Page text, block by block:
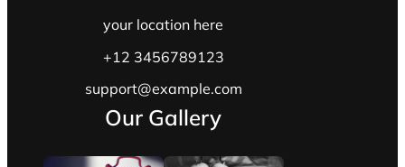
your location here
+12 3456789123
support@example.com
Our Gallery